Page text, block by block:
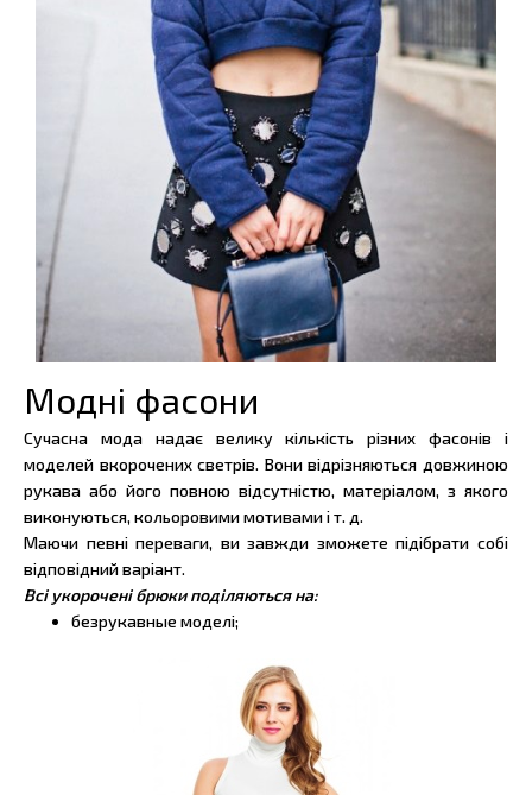
Модні фасони
Сучасна мода надає велику кількість різних фасонів і
моделей вкорочених светрів. Вони відрізняються довжиною
рукава або його повною відсутністю, матеріалом, з якого
виконуються, кольоровими мотивами і т. д.
Маючи певні переваги, ви завжди зможете підібрати собі
відповідний варіант.
Всі укорочені брюки поділяються на:
безрукавные моделі;